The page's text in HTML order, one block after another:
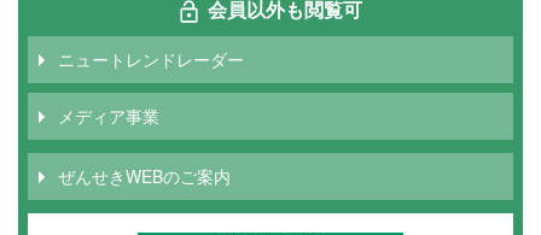
会員以外も閲覧可
ニュートレンドレーダー
メディア事業
ぜんせきWEBのご案内